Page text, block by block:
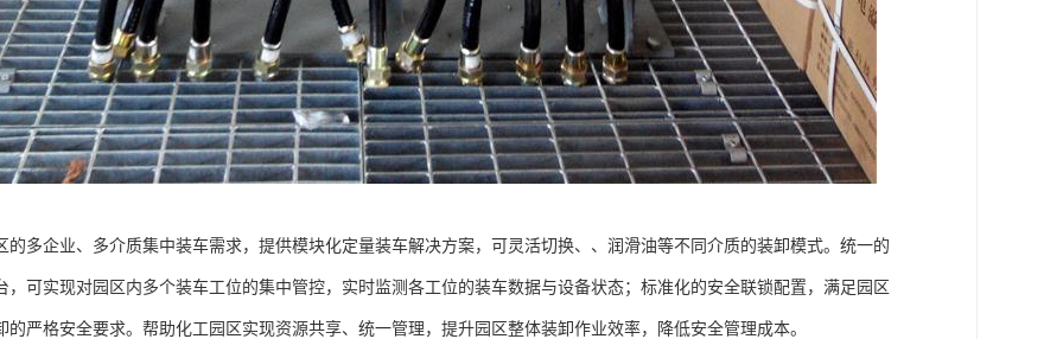
的多企业、多介质集中装车需求，提供模块化定量装车解决方案，可灵活切换、、润滑油等不同介质的装卸模式。统一的
，可实现对园区内多个装车工位的集中管控，实时监测各工位的装车数据与设备状态；标准化的安全联锁配置，满足园区
的严格安全要求。帮助化工园区实现资源共享、统一管理，提升园区整体装卸作业效率，降低安全管理成本。